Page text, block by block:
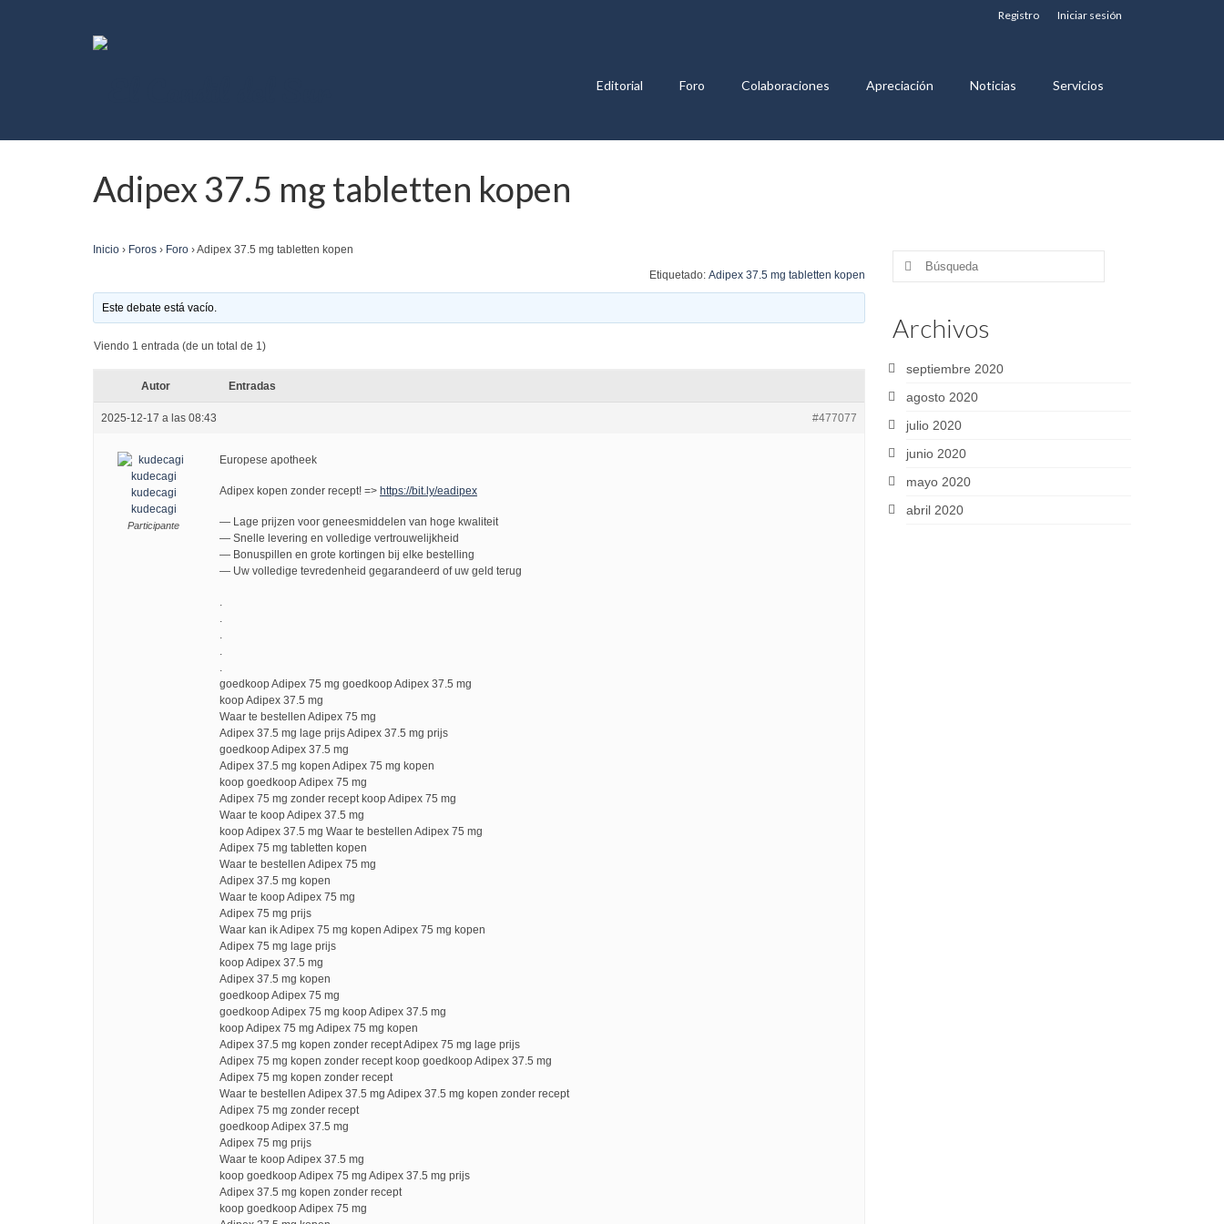
Registro Iniciar sesión
Editorial Foro Colaboraciones Apreciación Noticias Servicios
Adipex 37.5 mg tabletten kopen
Inicio › Foros › Foro ›Adipex 37.5 mg tabletten kopen
Etiquetado: Adipex 37.5 mg tabletten kopen
Este debate está vacío.
Viendo 1 entrada (de un total de 1)
Autor Entradas
2025-12-17 a las 08:43 #477077
kudecagi
kudecagi
Participante
Europese apotheek
Adipex kopen zonder recept! => https://bit.ly/eadipex
— Lage prijzen voor geneesmiddelen van hoge kwaliteit
— Snelle levering en volledige vertrouwelijkheid
— Bonuspillen en grote kortingen bij elke bestelling
— Uw volledige tevredenheid gegarandeerd of uw geld terug
.
.
.
.
.
goedkoop Adipex 75 mg goedkoop Adipex 37.5 mg
koop Adipex 37.5 mg
Waar te bestellen Adipex 75 mg
Adipex 37.5 mg lage prijs Adipex 37.5 mg prijs
goedkoop Adipex 37.5 mg
Adipex 37.5 mg kopen Adipex 75 mg kopen
koop goedkoop Adipex 75 mg
Adipex 75 mg zonder recept koop Adipex 75 mg
Waar te koop Adipex 37.5 mg
koop Adipex 37.5 mg Waar te bestellen Adipex 75 mg
Adipex 75 mg tabletten kopen
Waar te bestellen Adipex 75 mg
Adipex 37.5 mg kopen
Waar te koop Adipex 75 mg
Adipex 75 mg prijs
Waar kan ik Adipex 75 mg kopen Adipex 75 mg kopen
Adipex 75 mg lage prijs
koop Adipex 37.5 mg
Adipex 37.5 mg kopen
goedkoop Adipex 75 mg
goedkoop Adipex 75 mg koop Adipex 37.5 mg
koop Adipex 75 mg Adipex 75 mg kopen
Adipex 37.5 mg kopen zonder recept Adipex 75 mg lage prijs
Adipex 75 mg kopen zonder recept koop goedkoop Adipex 37.5 mg
Adipex 75 mg kopen zonder recept
Waar te bestellen Adipex 37.5 mg Adipex 37.5 mg kopen zonder recept
Adipex 75 mg zonder recept
goedkoop Adipex 37.5 mg
Adipex 75 mg prijs
Waar te koop Adipex 37.5 mg
koop goedkoop Adipex 75 mg Adipex 37.5 mg prijs
Adipex 37.5 mg kopen zonder recept
koop goedkoop Adipex 75 mg
Buscar
Archivos
septiembre 2020
agosto 2020
julio 2020
junio 2020
mayo 2020
abril 2020